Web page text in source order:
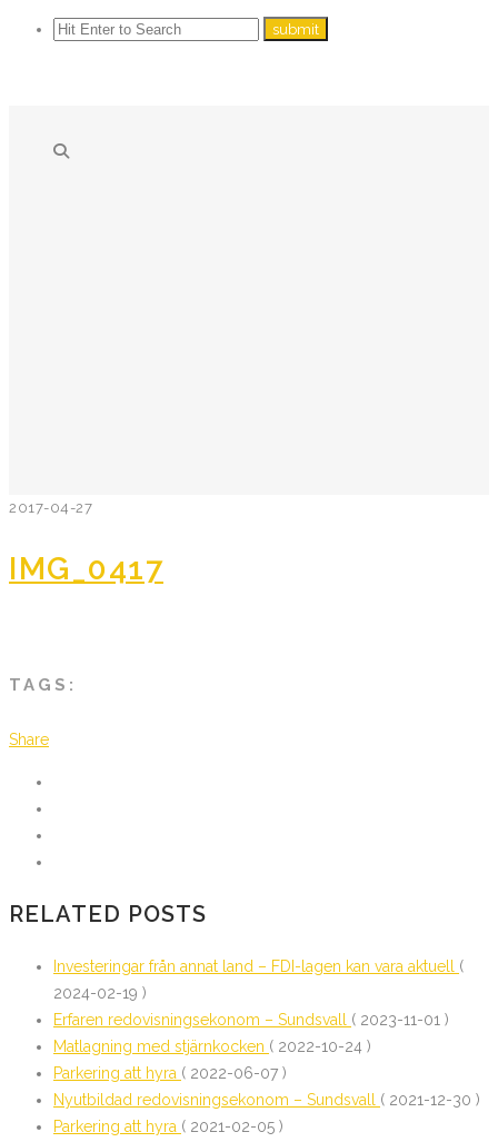
2017-04-27
IMG_0417
TAGS:
Share
RELATED POSTS
Investeringar från annat land – FDI-lagen kan vara aktuell (
2024-02-19 )
Erfaren redovisningsekonom – Sundsvall ( 2023-11-01 )
Matlagning med stjärnkocken ( 2022-10-24 )
Parkering att hyra ( 2022-06-07 )
Nyutbildad redovisningsekonom – Sundsvall ( 2021-12-30 )
Parkering att hyra ( 2021-02-05 )